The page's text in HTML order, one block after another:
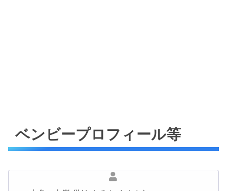
ベンビープロフィール等